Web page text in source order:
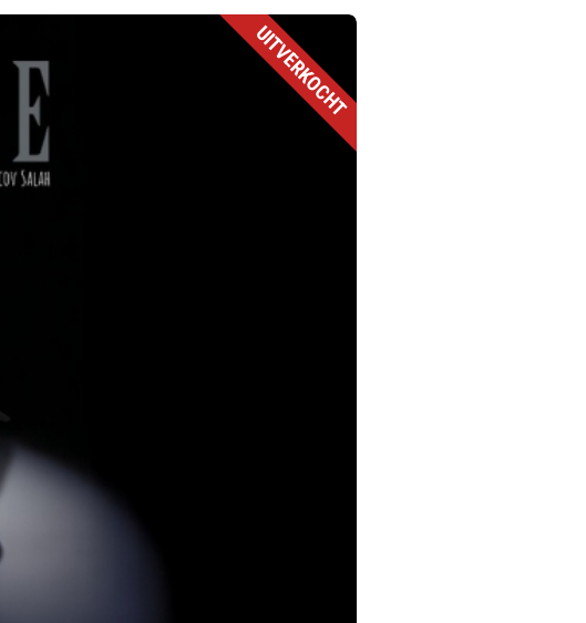
UITVERKOCHT